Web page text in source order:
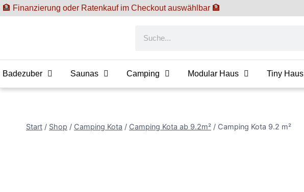
🏦 Finanzierung oder Ratenkauf im Checkout auswählbar 🏦
Badezuber Saunas Camping Modular Haus Tiny Haus
Start / Shop / Camping Kota / Camping Kota ab 9.2m² / Camping Kota 9.2 m²